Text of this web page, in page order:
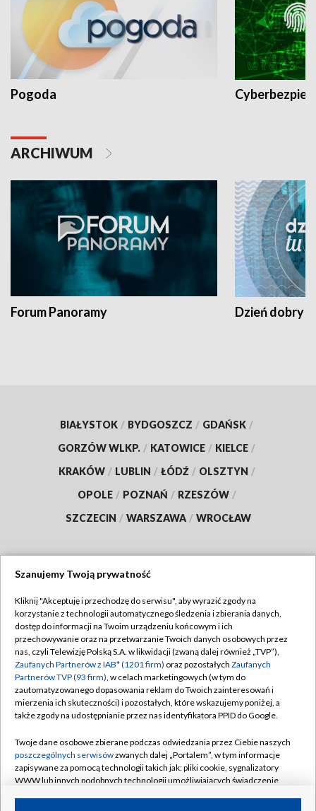
Pogoda
ARCHIWUM
Forum Panoramy Dzień dobry
BIAŁYSTOK / BYDGOSZCZ / GDAŃSK /
GORZÓW WLKP. / KATOWICE / KIELCE /
KRAKÓW / LUBLIN / ŁÓDŹ / OLSZTYN /
OPOLE / POZNAŃ / RZESZÓW /
SZCZECIN / WARSZAWA / WROCŁAW
TVP
Abonament TVP
Emisja w TVP
Centrum informacji TVP
Naziemna Telewizja Cyfrowa
Rada Programowa
System NOS
Informacje o nadawcy
Regulamin TVP
Polityka prywatności
Moje zgody
Pomoc
Kontakt
Kanały
Szanujemy Twoją prywatność
Kliknij "Akceptuję i przechodzę do serwisu", aby wyrazić zgody na
korzystanie z technologii automatycznego śledzenia i zbierania danych,
dostęp do informacji na Twoim urządzeniu końcowym i ich
przechowywanie oraz na przetwarzanie Twoich danych osobowych przez
nas, czyli Telewizję Polską S.A. w likwidacji (zwaną dalej również „TVP”),
Zaufanych Partnerów z IAB* (1201 firm) oraz pozostałych Zaufanych
Partnerów TVP (93 firm), w celach marketingowych (w tym do
zautomatyzowanego dopasowania reklam do Twoich zainteresowań i
mierzenia ich skuteczności) i pozostałych, które wskazujemy poniżej, a
także zgody na udostępnianie przez nas identyfikatora PPID do Google.
Twoje dane osobowe zbierane podczas odwiedzania przez Ciebie naszych
poszczególnych serwisówzwanych dalej „Portalem”, w tym informacje
zapisywane za pomocą technologii takich jak: pliki cookie, sygnalizatory
WWW lub innych podobnych technologii umożliwiających świadczenie